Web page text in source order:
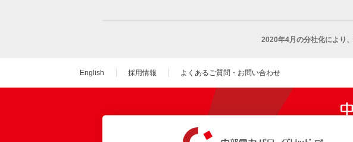
2020年4月の分社化により、
English 採用情報 よくあるご質問・お問い合わせ